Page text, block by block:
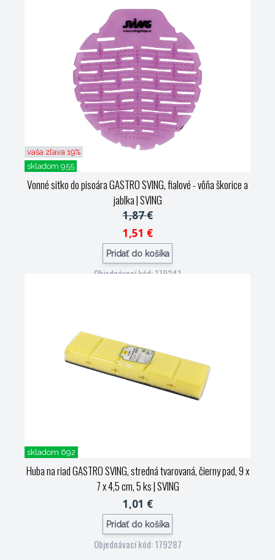
vaša zľava 19%
skladom 955
Vonné sitko do pisoára GASTRO SVING, fialové - vôňa škorice a
jablka| SVING
1,87 €
1,51 €
Pridať do košíka
Objednávací kód: 179241
skladom 692
Huba na riad GASTRO SVING, stredná tvarovaná, čierny pad, 9 x
7 x 4,5 cm, 5 ks| SVING
1,01 €
Pridať do košíka
Objednávací kód: 179287